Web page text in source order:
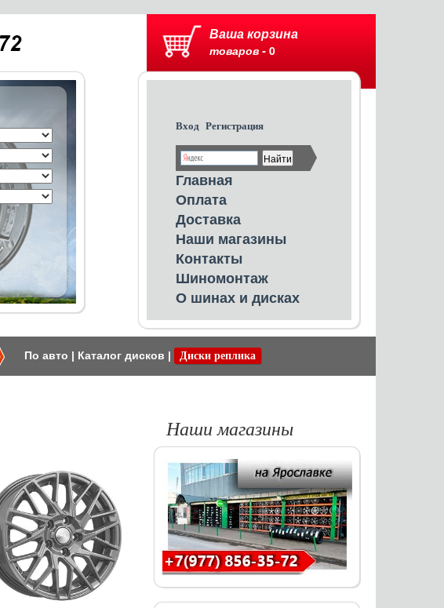
Ваша корзина
товаров - 0
Вход Регистрация
Главная
Оплата
Доставка
Наши магазины
Контакты
Шиномонтаж
О шинах и дисках
По авто | Каталог дисков | Диски реплика
Наши магазины